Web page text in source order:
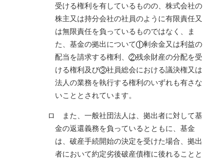
受ける権利を有しているものの、株式会社の
株主又は持分会社の社員のように有限責任又
は無限責任を負っているものではなく、ま
た、基金の拠出について
剰余金又は利益の
配当を請求する権利、
残余財産の分配を受
ける権利及び
社員総会における議決権又は
法人の業務を執行する権利のいずれも有さな
いこととされています。
ロ また、一般社団法人は、拠出者に対して基
金の返還義務を負っているとともに、基金
は、破産手続開始の決定を受けた場合、拠出
者において約定劣後破産債権に後れることと